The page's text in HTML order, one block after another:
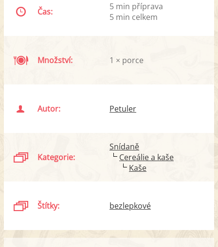
Čas:
5 min příprava
5 min celkem
Množství: 1 × porce
Autor: Petuler
Kategorie:
Snídaně
Cereálie a kaše
Kaše
Štítky: bezlepkové